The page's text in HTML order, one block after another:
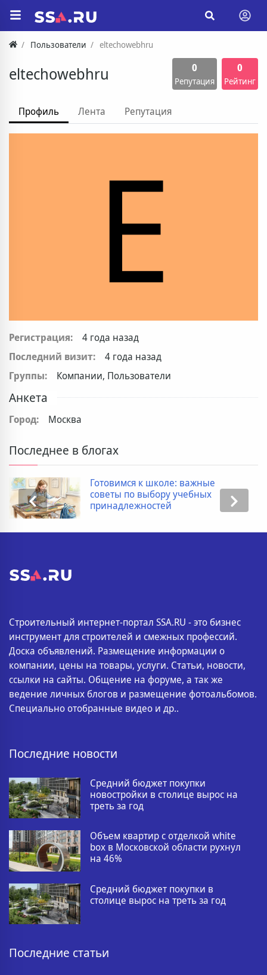
Пользователи eltechowebhru
eltechowebhru 0
Репутация
0
Рейтинг
Профиль Лента Репутация
E
Регистрация:
4 года назад
Последний визит:
4 года назад
Группы:
Компании, Пользователи
Анкета
Город: Москва
Последнее в блогах
Готовимся к школе: важные
советы по выбору учебных
принадлежностей
Строительный интернет-портал SSA.RU - это бизнес
инструмент для строителей и смежных профессий.
Доска объявлений. Размещение информации о
компании, цены на товары, услуги. Статьи, новости,
ссылки на сайты. Общение на форуме, а так же
ведение личных блогов и размещение фотоальбомов.
Специально отобранные видео и др..
Последние новости
Средний бюджет покупки
новостройки в столице вырос на
треть за год
Объем квартир с отделкой white
box в Московской области рухнул
на 46%
Средний бюджет покупки в
столице вырос на треть за год
Последние статьи